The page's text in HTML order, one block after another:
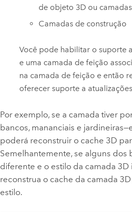
de objeto 3D ou
Camadas de construção
Você pode habilitar o suporte
e uma camada de feição
na camada de feição e então
oferecer suporte a
Por exemplo, se a camada tiver
bancos, mananciais e
poderá reconstruir o cache 3D
Semelhantemente, se alguns dos
diferente e o estilo da camada
reconstrua o cache da camada
estilo.